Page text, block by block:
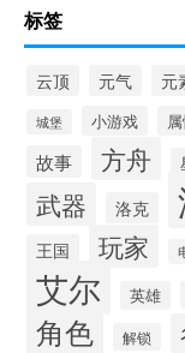
标签
云顶 元气 元
城堡 小游戏
故事 方舟
武器 洛克
王国 玩家
艾尔 英雄
角色 解锁